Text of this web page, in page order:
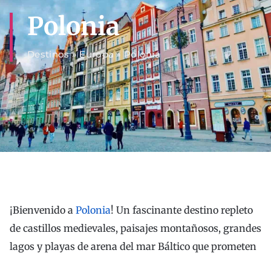
Polonia
Destinos»Europa»Polonia
¡Bienvenido a Polonia! Un fascinante destino repleto
de castillos medievales, paisajes montañosos, grandes
lagos y playas de arena del mar Báltico que prometen